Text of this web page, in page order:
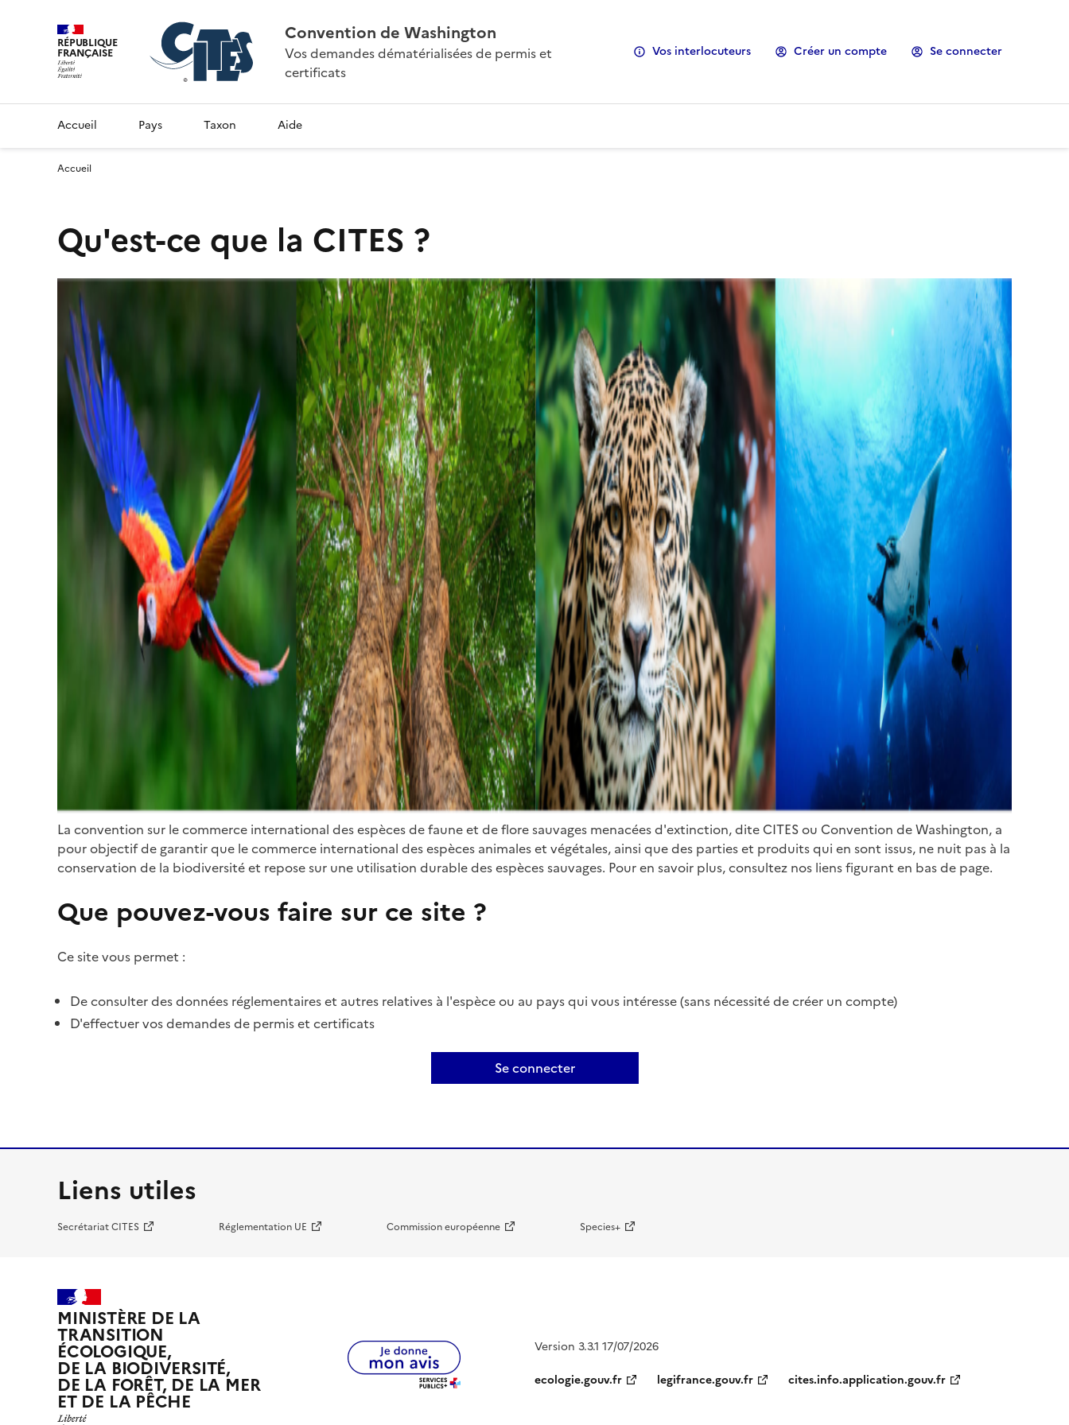
RÉPUBLIQUE
FRANÇAISE
Convention de Washington
Vos demandes dématérialisées de permis et
certificats
Vos interlocuteurs Créer un compte Se connecter
Accueil Pays Taxon Aide
Accueil
Qu'est-ce que la CITES ?
La convention sur le commerce international des espèces de faune et de flore sauvages menacées d'extinction, dite CITES ou Convention de Washington, a
pour objectif de garantir que le commerce international des espèces animales et végétales, ainsi que des parties et produits qui en sont issus, ne nuit pas à la
conservation de la biodiversité et repose sur une utilisation durable des espèces sauvages. Pour en savoir plus, consultez nos liens figurant en bas de page.
Que pouvez-vous faire sur ce site ?
Ce site vous permet :
De consulter des données réglementaires et autres relatives à l'espèce ou au pays qui vous intéresse (sans nécessité de créer un compte)
D'effectuer vos demandes de permis et certificats
Se connecter
Liens utiles
Secrétariat CITES Réglementation UE Commission européenne Species+
MINISTÈRE DE LA
TRANSITION
ÉCOLOGIQUE,
DE LA BIODIVERSITÉ,
DE LA FORÊT, DE LA MER
ET DE LA PÊCHE
Version 3.3.1 17/07/2026
ecologie.gouv.fr
legifrance.gouv.fr cites.info.application.gouv.fr